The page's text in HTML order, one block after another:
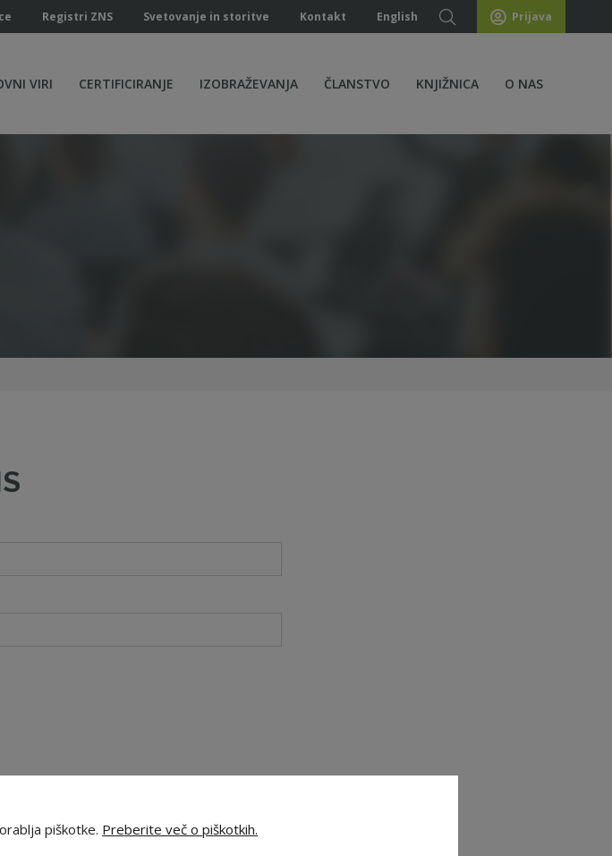
Registri ZNS Svetovanje in storitve Kontakt English Prijava
VIRI CERTIFICIRANJE IZOBRAŽEVANJA ČLANSTVO KNJIŽNICA O NAS
piškotke. Preberite več o piškotkih.